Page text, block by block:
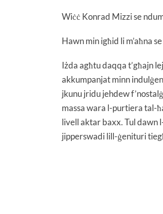
Wiċċ Konrad Mizzi se
Hawn min igħid li m’aħna
Iżda agħtu daqqa t’għajn
akkumpanjat minn
jkunu jridu jehdew
massa wara l-purtiera tal-
livell aktar baxx. Tul dawn
jipperswadi lill-ġenituri